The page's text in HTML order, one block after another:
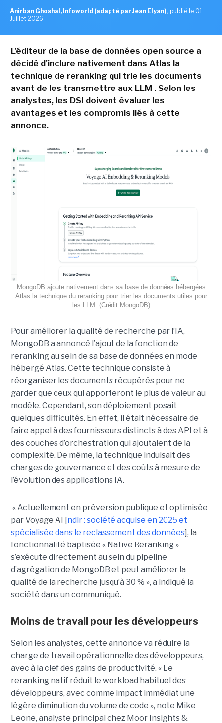
Anirban Ghoshal, Infoworld (adapté par Jean Elyan) , publié le 01
Juillet 2026
L'éditeur de la base de données open source a
décidé d'inclure nativement dans Atlas la
technique de reranking qui trie les documents
avant de les transmettre aux LLM . Selon les
analystes, les DSI doivent évaluer les
avantages et les compromis liés à cette
annonce.
MongoDB ajoute nativement dans sa base de données hébergées
Atlas la technique du reranking pour trier les documents utiles pour
les LLM. (Crédit MongoDB)
Pour améliorer la qualité de recherche par l’IA,
MongoDB a annoncé l’ajout de la fonction de
reranking au sein de sa base de données en mode
hébergé Atlas. Cette technique consiste à
réorganiser les documents récupérés pour ne
garder que ceux qui apporteront le plus de valeur au
modèle. Cependant, son déploiement posait
quelques difficultés. En effet, il était nécessaire de
faire appel à des fournisseurs distincts à des API et à
des couches d’orchestration qui ajoutaient de la
complexité. De même, la technique induisait des
charges de gouvernance et des coûts à mesure de
l’évolution des applications IA.
« Actuellement en préversion publique et optimisée
par Voyage AI [ndlr : société acquise en 2025 et
spécialisée dans le reclassement des données], la
fonctionnalité baptisée « Native Reranking »
s’exécute directement au sein du pipeline
d’agrégation de MongoDB et peut améliorer la
qualité de la recherche jusqu’à 30 % », a indiqué la
société dans un communiqué.
Moins de travail pour les développeurs
Selon les analystes, cette annonce va réduire la
charge de travail opérationnelle des développeurs,
avec à la clef des gains de productivité. « Le
reranking natif réduit le workload habituel des
développeurs, avec comme impact immédiat une
légère diminution du volume de code », note Mike
Leone, analyste principal chez Moor Insights &